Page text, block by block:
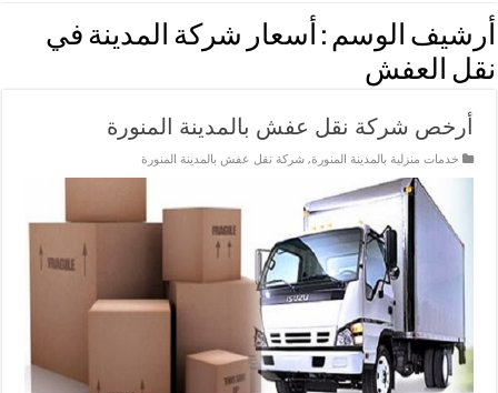
أرشيف الوسم : أسعار شركة المدينة في
نقل العفش
أرخص شركة نقل عفش بالمدينة المنورة
خدمات منزلية بالمدينة المنورة,شركة نقل عفش بالمدينة المنورة